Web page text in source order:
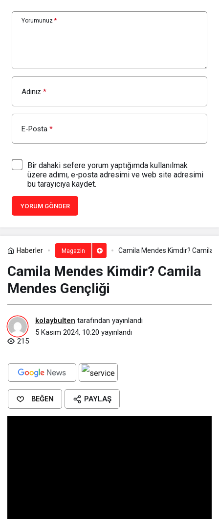
Yorumunuz *
Adınız *
E-Posta *
Bir dahaki sefere yorum yaptığımda kullanılmak
üzere adımı, e-posta adresimi ve web site adresimi
bu tarayıcıya kaydet.
YORUM GÖNDER
Haberler Magazin Camila Mendes Kimdir? Camila
Camila Mendes Kimdir? Camila
Mendes Gençliği
kolaybulten tarafından yayınlandı
5 Kasım 2024, 10:20 yayınlandı
215
BEĞEN PAYLAŞ